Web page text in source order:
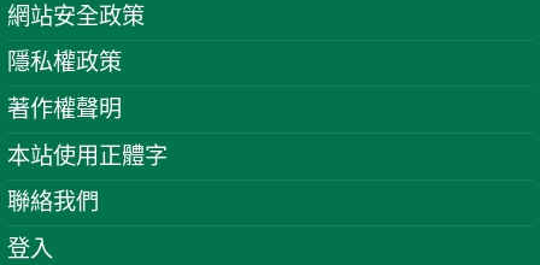
網站安全政策
隱私權政策
著作權聲明
本站使用正體字
聯絡我們
登入